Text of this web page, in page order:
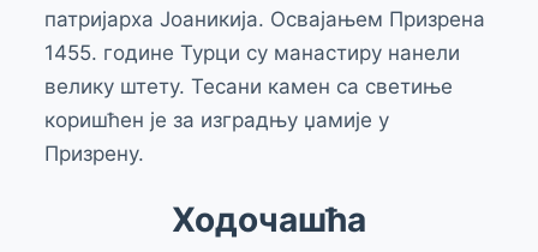
патријарха Јоаникија. Освајањем Призрена
1455. године Турци су манастиру нанели
велику штету. Тесани камен са светиње
коришћен је за изградњу џамије у
Призрену.
Ходочашћа